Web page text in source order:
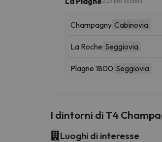
Champagny Cabinovia
La Roche Seggiovia
Plagne 1800 Seggiovia
I dintorni di T4
Luoghi di interesse